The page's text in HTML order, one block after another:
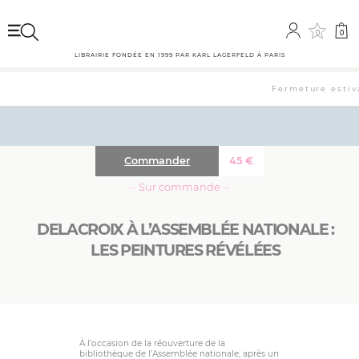
0 0
LIBRAIRIE FONDÉE EN 1999 PAR KARL LAGERFELD À PARIS
Fermeture
DELACROIX À L’ASSEMBLÉE NATIONALE :
LES PEINTURES RÉVÉLÉES
45 €
Commander
··· Sur commande ···
À l’occasion de la réouverture de la
bibliothèque de l’Assemblée nationale, après un